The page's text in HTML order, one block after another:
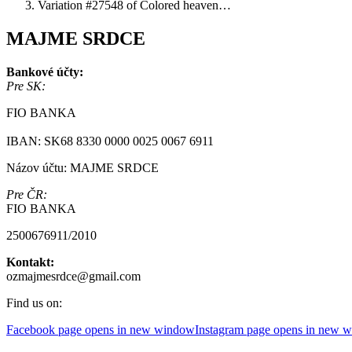
Variation #27548 of Colored heaven…
MAJME SRDCE
Bankové účty:
Pre SK:
FIO BANKA
IBAN: SK68 8330 0000 0025 0067 6911
Názov účtu: MAJME SRDCE
Pre ČR:
FIO BANKA
2500676911/2010
Kontakt:
ozmajmesrdce@gmail.com
Find us on:
Facebook page opens in new windowInstagram page opens in new